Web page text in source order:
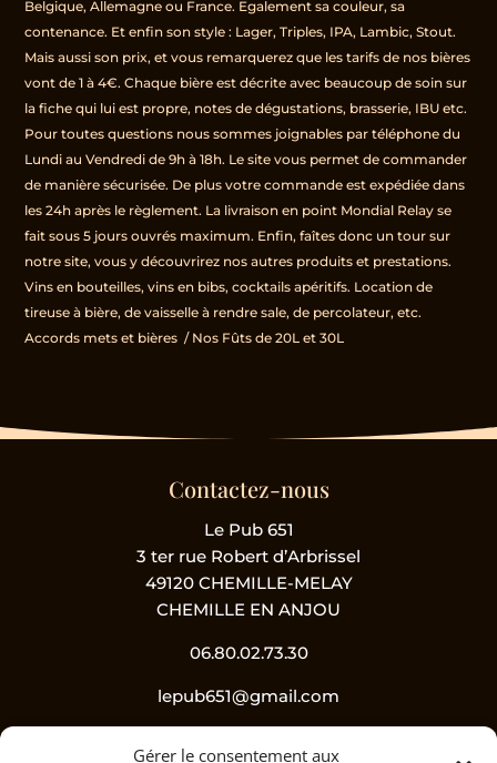
Gérer le consentement aux
Belgique, Allemagne ou France. Egalement sa couleur, sa
contenance. Et enfin son style : Lager, Triples, IPA, Lambic, Stout.
Mais aussi son prix, et vous remarquerez que les tarifs de nos bières
vont de 1 à 4€. Chaque bière est décrite avec beaucoup de soin sur
la fiche qui lui est propre, notes de dégustations, brasserie, IBU etc.
Pour toutes questions nous sommes joignables par téléphone du
Lundi au Vendredi de 9h à 18h. Le site vous permet de commander
de manière sécurisée. De plus votre commande est expédiée dans
les 24h après le règlement. La livraison en point Mondial Relay se
fait sous 5 jours ouvrés maximum. Enfin, faîtes donc un tour sur
notre site, vous y découvrirez nos autres produits et prestations.
Vins en bouteilles, vins en bibs, cocktails apéritifs. Location de
tireuse à bière, de vaisselle à rendre sale, de percolateur, etc.
Accords mets et bières / Nos Fûts de 20L et 30L
Contactez-nous
Le Pub 651
3 ter rue Robert d’Arbrissel
49120 CHEMILLE-MELAY
CHEMILLE EN ANJOU
06.80.02.73.30
lepub651@gmail.com
Suivez-nous !